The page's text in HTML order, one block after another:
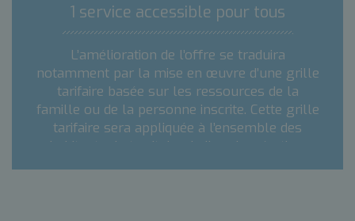
1 service accessible pour tous
L’amélioration de l’offre se traduira
notamment par la mise en œuvre d’une grille
tarifaire basée sur les ressources de la
famille ou de la personne inscrite. Cette grille
tarifaire sera appliquée à l’ensemble des
habitants du territoire de l’agglomération.